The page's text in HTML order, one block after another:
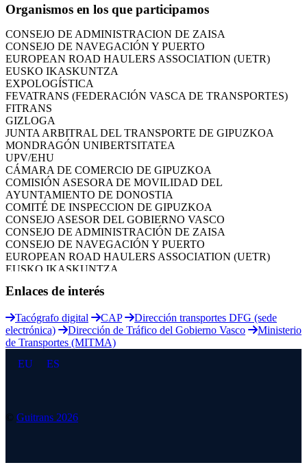
Organismos en los que participamos
COMITÉ DE INSPECCION DE GIPUZKOA
CONSEJO ASESOR DEL GOBIERNO VASCO
CONSEJO DE ADMINISTRACIÓN DE ZAISA
CONSEJO DE NAVEGACIÓN Y PUERTO
EUROPEAN ROAD HAULERS ASSOCIATION (UETR)
EUSKO IKASKUNTZA
EXPOLOGÍSTICA
FEVATRANS (FEDERACIÓN VASCA DE TRANSPORTES)
FITRANS
GIZLOGA
JUNTA ARBITRAL DEL TRANSPORTE DE GIPUZKOA
MONDRAGÓN UNIBERTSITATEA
UPV/EHU
CÁMARA DE COMERCIO DE GIPUZKOA
COMISIÓN ASESORA DE MOVILIDAD DEL
AYUNTAMIENTO DE DONOSTIA
COMITÉ DE INSPECCION DE GIPUZKOA
CONSEJO ASESOR DEL GOBIERNO VASCO
CONSEJO DE ADMINISTRACIÓN DE ZAISA
CONSEJO DE NAVEGACIÓN Y PUERTO
EUROPEAN ROAD HAULERS ASSOCIATION (UETR)
EUSKO IKASKUNTZA
FEVATRANS (FEDERACIÓN VASCA DE TRANSPORTES)
GIZLOGA
JUNTA ARBITRAL DEL TRANSPORTE DE GIPUZKOA
MONDRAGÓN UNIBERTSITATEA
UPV/EHU
Enlaces de interés
Tacógrafo digital CAP
Dirección transportes DFG (sede
electrónica)
Dirección de Tráfico del Gobierno Vasco
Ministerio
de Transportes (MITMA)
EU
ES
© Guitrans 2026